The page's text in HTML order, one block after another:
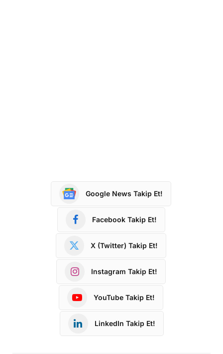
Google News Takip Et!
Facebook Takip Et!
X (Twitter) Takip Et!
Instagram Takip Et!
YouTube Takip Et!
LinkedIn Takip Et!